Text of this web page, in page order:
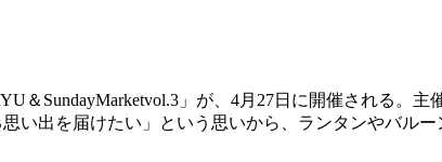
＆SundayMarketvol.3」が、4月27日に開催される。主
い出を届けたい」という思いから、ランタンやバル